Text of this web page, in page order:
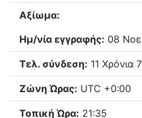
Αξίωμα:
Ημ/νία εγγραφής: 08
Τελ. σύνδεση: 11 Χρόνια
Ζώνη Ώρας: UTC +0:00
Τοπική Ώρα: 21:35